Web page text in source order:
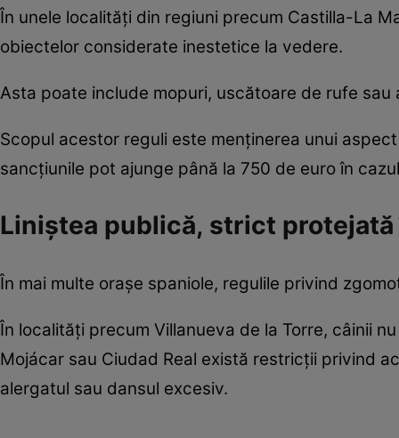
În unele localități din regiuni precum Castilla-La
obiectelor considerate inestetice la vedere.
Asta poate include mopuri, uscătoare de rufe
Scopul acestor reguli este menținerea unui
sancțiunile pot ajunge până la 750 de euro în
Liniștea publică, strict
În mai multe orașe spaniole, regulile privind
În localități precum Villanueva de la Torre, câinii
Mojácar sau Ciudad Real există restricții privind
alergatul sau dansul excesiv.